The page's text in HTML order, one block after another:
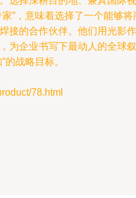
”，意味着选择了一个能够将
接的合作伙伴。他们用光影作
为企业书写下最动人的全球叙
的战略目标。
78.html